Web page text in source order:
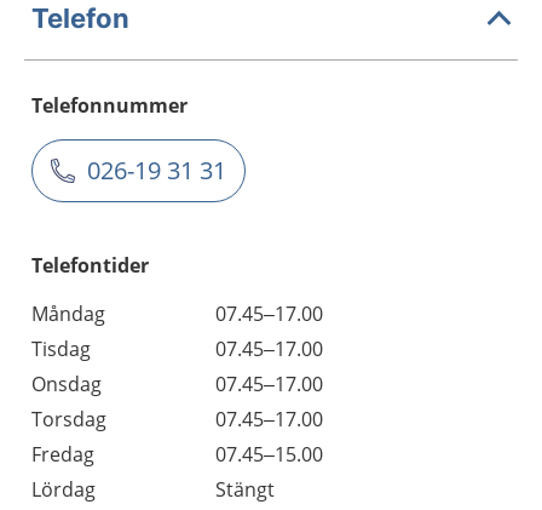
Telefon
Telefonnummer
026-19 31 31
Telefontider
Måndag
07.45–17.00
Tisdag
07.45–17.00
Onsdag
07.45–17.00
Torsdag
07.45–17.00
Fredag
07.45–15.00
Lördag
Stängt